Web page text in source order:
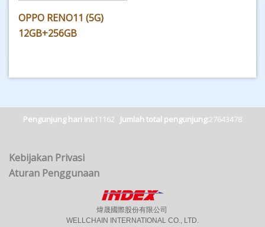
OPPO RENO11 (5G)
12GB+256GB
Pengunjung hari ini:11162 Jumlah total pengunjung:27643478
Kebijakan Privasi
Aturan Penggunaan
煒晟國際股份有限公司
WELLCHAIN INTERNATIONAL CO., LTD.